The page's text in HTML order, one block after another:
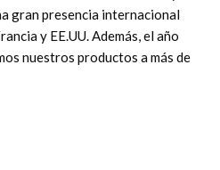
gran presencia internacional
y EE.UU. Además, el año
nuestros productos a más de